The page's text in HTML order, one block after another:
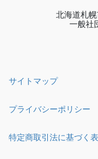
北海道札
一般社
サイトマップ
プライバシーポリシー
特定商取引法に基づく